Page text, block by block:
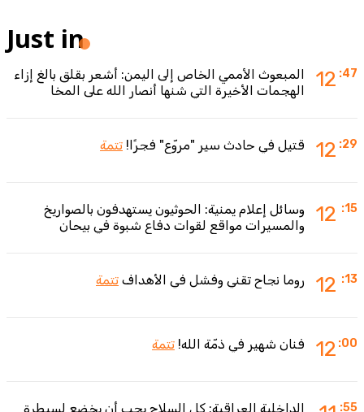
Just in
12 :47
المبعوث الأممي الخاص إلى اليمن: أشعر بقلق بالغ إزاء
الهجمات الأخيرة التي شنها أنصار الله على المخا
12 :29 قتيل في حادث سير "مروّع" فجرًا! تتمة
12 :15
وسائل إعلام يمنية: الحوثيون يستهدفون بالصواريخ
والمسيرات مواقع لقوات دفاع شبوة في بيحان
12 :13 روما نجاح تقني وفشل في الأهداف تتمة
12 :00 فنان شهير في ذمّة الله! تتمة
:55
الداخلية العراقية: كل السلاح يجب أن يخضع لسيطرة